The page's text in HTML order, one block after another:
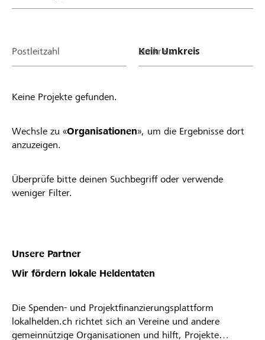
Postleitzahl Umkreis
Keine Projekte gefunden.
Wechsle zu «Organisationen», um die Ergebnisse dort
anzuzeigen.
Überprüfe bitte deinen Suchbegriff oder verwende
weniger Filter.
Unsere Partner
Wir fördern lokale Heldentaten
Die Spenden- und Projektfinanzierungsplattform
lokalhelden.ch richtet sich an Vereine und andere
gemeinnützige Organisationen und hilft, Projekte